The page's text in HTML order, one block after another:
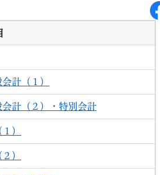
サイトマップ ご利用ガイド
計（１）
計（２）・特別会計
）
）